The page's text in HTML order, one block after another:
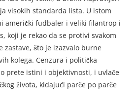
visokih standarda lista. U istom
američki fudbaler i veliki filantrop i
koji je rekao da se protivi svakom
zastave, što je izazvalo burne
kolega. Cenzura i politička
prete istini i objektivnosti, i uvlače
života, kidajući parče po parče